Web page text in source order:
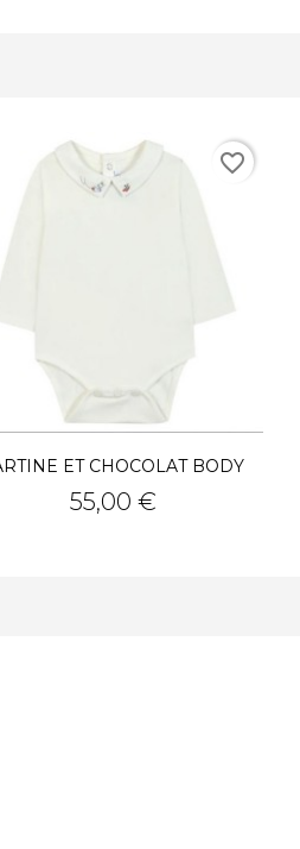
ET CHOCOLAT BODY
Prix
55,00 €
favorite_border